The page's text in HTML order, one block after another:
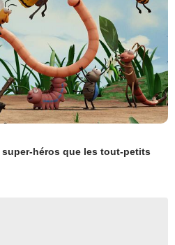
héros que les tout-petits